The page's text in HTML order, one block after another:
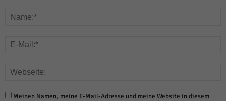
Meinen Namen, meine E-Mail-Adresse und meine Website in diesem